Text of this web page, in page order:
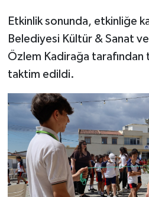
Etkinlik sonunda, etkinliğe
Belediyesi Kültür & Sanat ve
Özlem Kadirağa tarafından
taktim edildi.
SPOR
TATLISU
TİCARET
YAŞAM